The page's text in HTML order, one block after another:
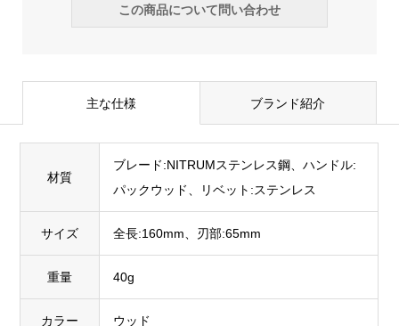
この商品について問い合わせ
主な仕様 ブランド紹介
材質
ブレード:NITRUMステンレス鋼、ハンドル:
パックウッド、リベット:ステンレス
サイズ 全長:160mm、刃部:65mm
重量 40g
カラー ウッド